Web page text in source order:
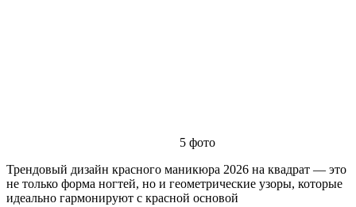
5 фото
Трендовый дизайн красного маникюра 2026 на квадрат — это
не только форма ногтей, но и геометрические узоры, которые
идеально гармонируют с красной основой